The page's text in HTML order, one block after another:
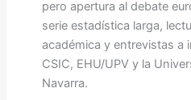
pero apertura al debate
serie estadística larga,
académica y entrevistas a
CSIC, EHU/UPV y la
Navarra.